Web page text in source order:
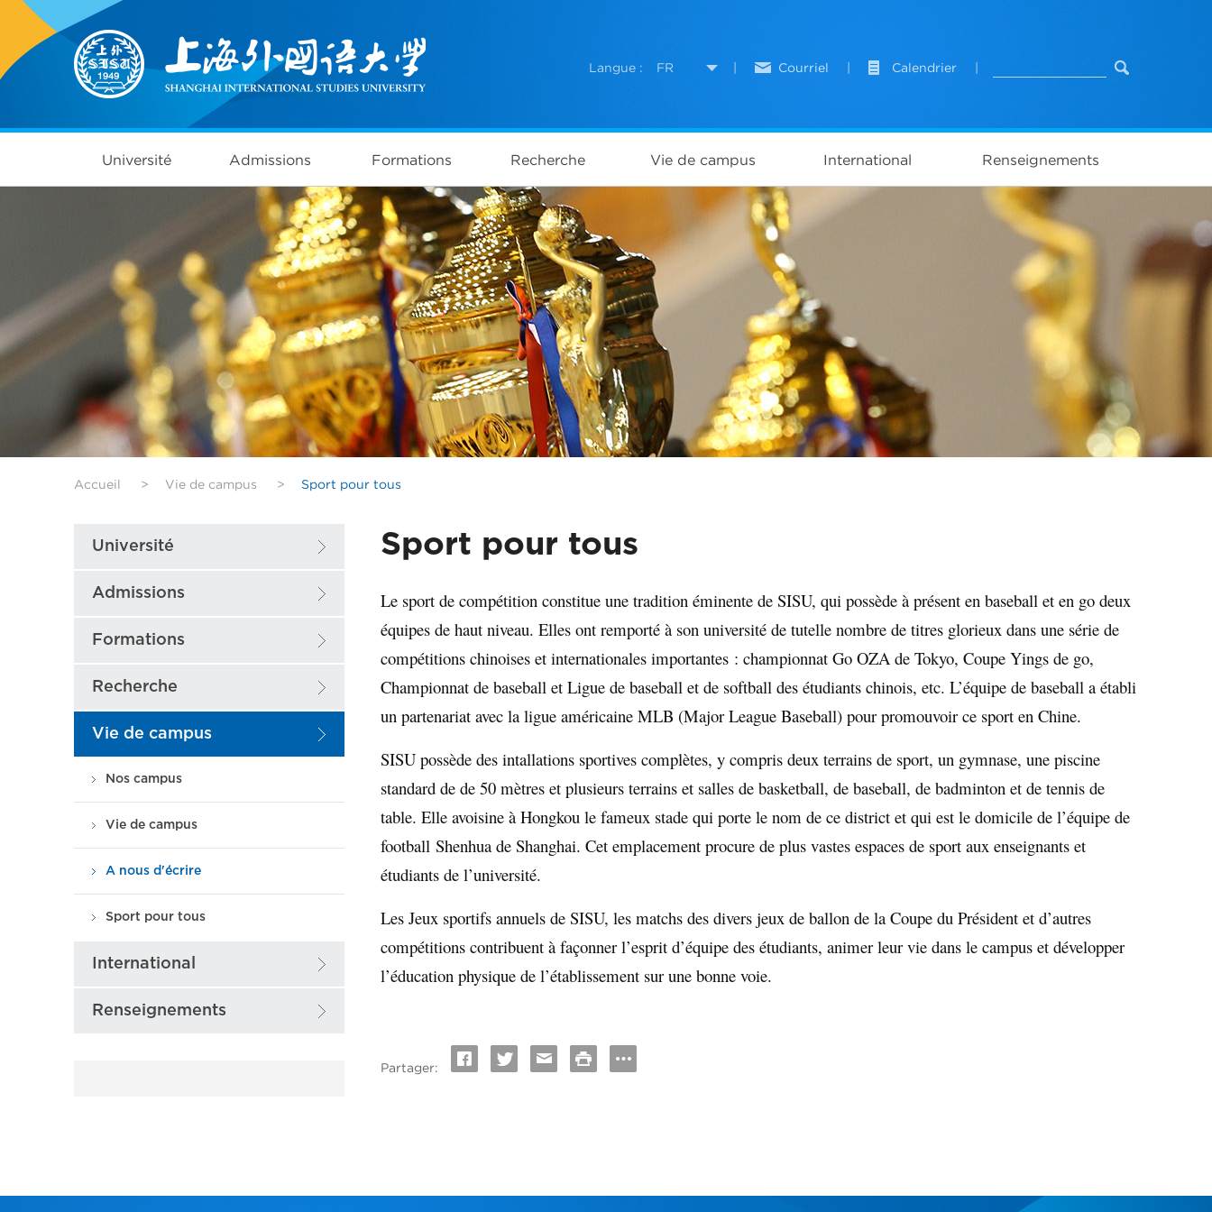
Langue : FR Courriel Calendrier
Université Admissions Formations Recherche Vie de campus International Renseignements
Accueil > Vie de campus > Sport pour tous
Université
Admissions
Formations
Recherche
Vie de campus
Nos campus
Vie de campus
A nous d'écrire
Sport pour tous
International
Renseignements
Sport pour tous
Le sport de compétition constitue une tradition éminente de SISU, qui possède à présent en baseball et en go deux
équipes de haut niveau. Elles ont remporté à son université de tutelle nombre de titres glorieux dans une série de
compétitions chinoises et internationales importantes : championnat Go OZA de Tokyo, Coupe Yings de go,
Championnat de baseball et Ligue de baseball et de softball des étudiants chinois, etc. L’équipe de baseball a établi
un partenariat avec la ligue américaine MLB (Major League Baseball) pour promouvoir ce sport en Chine.
SISU possède des intallations sportives complètes, y compris deux terrains de sport, un gymnase, une piscine
standard de de 50 mètres et plusieurs terrains et salles de basketball, de baseball, de badminton et de tennis de
table. Elle avoisine à Hongkou le fameux stade qui porte le nom de ce district et qui est le domicile de l’équipe de
football Shenhua de Shanghai. Cet emplacement procure de plus vastes espaces de sport aux enseignants et
étudiants de l’université.
Les Jeux sportifs annuels de SISU, les matchs des divers jeux de ballon de la Coupe du Président et d’autres
compétitions contribuent à façonner l’esprit d’équipe des étudiants, animer leur vie dans le campus et développer
l’éducation physique de l’établissement sur une bonne voie.
Partager: